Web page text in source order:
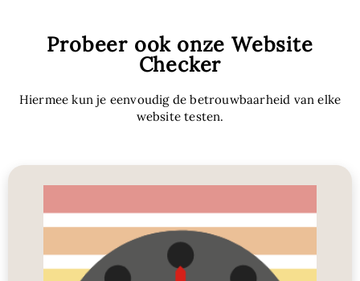
Probeer ook onze Website
Checker
Hiermee kun je eenvoudig de betrouwbaarheid van elke
website testen.